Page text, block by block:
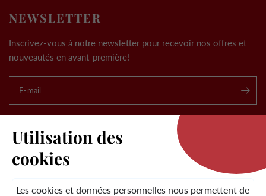
NEWSLETTER
Inscrivez-vous à notre newsletter pour recevoir nos offres et
nouveautés en avant-première!
E-mail
LA MARQUE
Utilisation des
cookies
Les cookies et données personnelles nous permettent de